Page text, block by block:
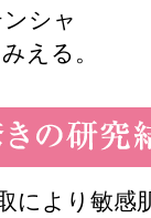
シャ
える。
により敏感